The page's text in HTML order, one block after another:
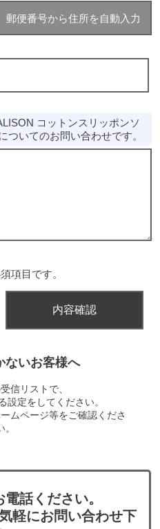
郵便番号から住所を自動入力
コットンスリッポンソ
ついてのお問い合わせです。
項目です。
ないお客様へ
信リストで、
設定をしてください。
ムページ等をご確認くださ
。
話ください。
軽にお問い合わせ下